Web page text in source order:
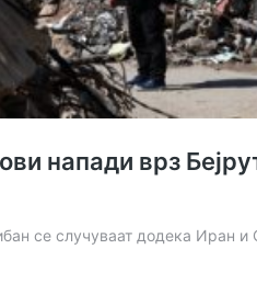
напади врз
се случуваат додека Иран